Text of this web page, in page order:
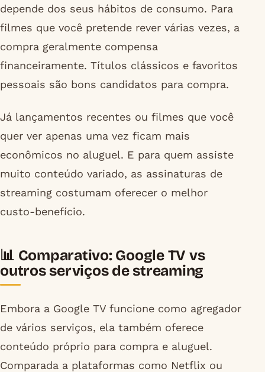
depende dos seus hábitos de consumo. Para
filmes que você pretende rever várias vezes, a
compra geralmente compensa
financeiramente. Títulos clássicos e favoritos
pessoais são bons candidatos para compra.
Já lançamentos recentes ou filmes que você
quer ver apenas uma vez ficam mais
econômicos no aluguel. E para quem assiste
muito conteúdo variado, as assinaturas de
streaming costumam oferecer o melhor
custo-benefício.
📊 Comparativo: Google TV vs
outros serviços de streaming
Embora a Google TV funcione como agregador
de vários serviços, ela também oferece
conteúdo próprio para compra e aluguel.
Comparada a plataformas como Netflix ou